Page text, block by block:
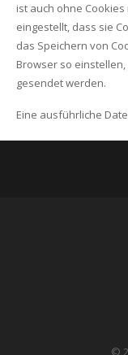
ist auch ohne
eingestellt, dass sie
das Speichern von
Browser so
gesendet werden.
Eine ausführliche
©